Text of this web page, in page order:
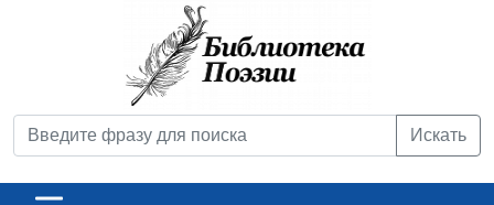
Искать